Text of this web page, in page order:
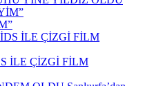
İLE ÇİZGİ FİLM